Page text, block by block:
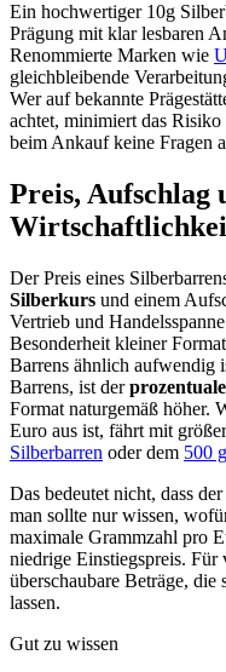
Ein hochwertiger 10g
Prägung mit klar lesbaren
Renommierte Marken wie
gleichbleibende
Wer auf bekannte
achtet, minimiert das
beim Ankauf keine Fragen
Preis, Aufschlag
Der Preis eines
Silberkurs und einem
Vertrieb und
Besonderheit kleiner
Barrens ähnlich aufwendig
Barrens, ist der
Format naturgemäß höher.
Euro aus ist, fährt mit
Silberbarren oder dem 500
Das bedeutet nicht, dass
man sollte nur wissen,
maximale Grammzahl pro
niedrige Einstiegspreis. Für
überschaubare Beträge,
lassen.
Gut zu wissen